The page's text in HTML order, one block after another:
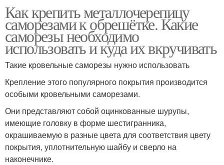
Как крепить металлочерепицу
саморезами к обрешётке. Какие
саморезы необходимо
использовать и куда их вкручивать
Такие кровельные саморезы нужно использовать
Крепление этого популярного покрытия производится
особыми кровельными саморезами.
Они представляют собой оцинкованные шурупы,
имеющие головку в форме шестигранника,
окрашиваемую в разные цвета для соответствия цвету
покрытия, уплотнительную шайбу и сверло на
наконечнике.